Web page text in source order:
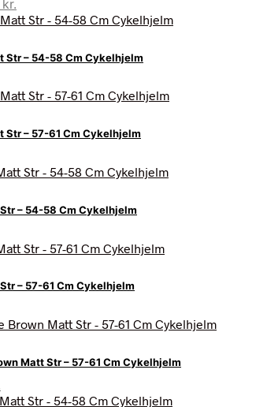
kr.
aktuelle
1.292,95 kr..
Str – 54-58 Cm Cykelhjelm
kr..
– 57-61 Cm Cykelhjelm
er:
kr..
– 54-58 Cm Cykelhjelm
er:
kr..
– 57-61 Cm Cykelhjelm
kr..
Matt Str – 57-61 Cm Cykelhjelm
aktuelle